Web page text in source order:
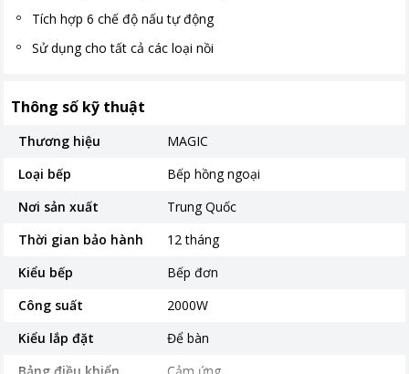
Tích hợp 6 chế độ nấu tự động
Sử dụng cho tất cả các loại nồi
Thông số kỹ thuật
Thương hiệu
MAGIC
Loại bếp
Bếp hồng ngoại
Nơi sản xuất
Trung Quốc
Thời gian bảo hành
12 tháng
Kiểu bếp
Bếp đơn
Công suất
2000W
Kiểu lắp đặt
Để bàn